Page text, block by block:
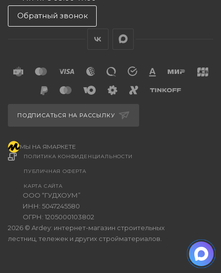
Обратный звонок
2026 © Ardey: интернет-магазин строительных
лестниц, тележек и других стройматериалов.
ООО “ГУДХОУМ”
ИНН: 5047245580
ОГРН: 1205000103802
ПОЛИТИКА КОНФИДЕНЦИАЛЬНОСТИ
ПУБЛИЧНАЯ ОФЕРТА
КАРТА САЙТА
ПОДПИСАТЬСЯ НА РАССЫЛКУ
МЫ НА ЯМАРКЕТЕ